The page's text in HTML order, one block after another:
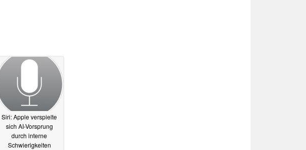
Siri: Apple verspielte
sich AI-Vorsprung
durch interne
Schwierigkeiten